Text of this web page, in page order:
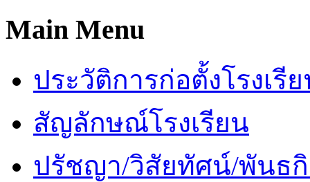
Main Menu
ประวัติการก่อตั้งโรงเรี
สัญลักษณ์โรงเรียน
ปรัชญา/วิสัยทัศน์/พันธ